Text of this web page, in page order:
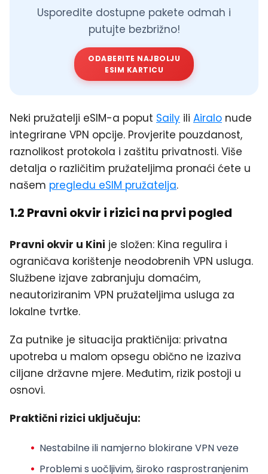
Usporedite dostupne pakete odmah i
putujte bezbrižno!
ODABERITE NAJBOLJU
ESIM KARTICU
Neki pružatelji eSIM-a poput Saily ili Airalo nude
integrirane VPN opcije. Provjerite pouzdanost,
raznolikost protokola i zaštitu privatnosti. Više
detalja o različitim pružateljima pronaći ćete u
našem pregledu eSIM pružatelja.
1.2 Pravni okvir i rizici na prvi pogled
Pravni okvir u Kini je složen: Kina regulira i
ograničava korištenje neodobrenih VPN usluga.
Službene izjave zabranjuju domaćim,
neautoriziranim VPN pružateljima usluga za
lokalne tvrtke.
Za putnike je situacija praktičnija: privatna
upotreba u malom opsegu obično ne izaziva
ciljane državne mjere. Međutim, rizik postoji u
osnovi.
Praktični rizici uključuju:
Nestabilne ili namjerno blokirane VPN veze
Problemi s uočljivim, široko rasprostranjenim